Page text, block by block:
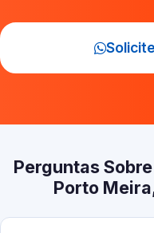
Perguntas
Porto